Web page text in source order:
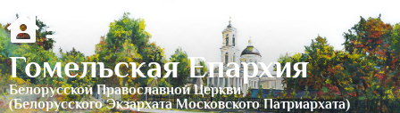
Гомельская Епархия
Белорусской Православной Церкви
(Белорусского Экзархата Московского Патриархата)